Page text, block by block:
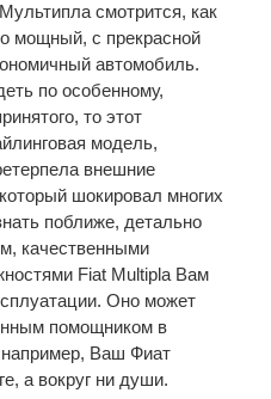
смотрится, как
мощный, с прекрасной
автомобиль.
по особенному,
то этот
модель,
внешние
шокировал многих
поближе, детально
качественными
Fiat Multipla Вам
Оно может
помощником в
например, Ваш Фиат
а вокруг ни души.